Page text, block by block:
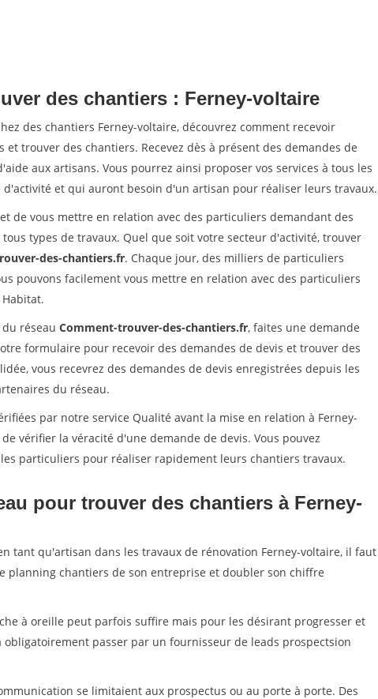
des chantiers : Ferney-voltaire
des chantiers Ferney-voltaire, découvrez comment recevoir
trouver des chantiers. Recevez dès à présent des demandes de
aux artisans. Vous pourrez ainsi proposer vos services à tous les
et qui auront besoin d'un artisan pour réaliser leurs travaux.
de vous mettre en relation avec des particuliers demandant des
types de travaux. Quel que soit votre secteur d'activité, trouver
des-chantiers.fr. Chaque jour, des milliers de particuliers
pouvons facilement vous mettre en relation avec des particuliers
réseau Comment-trouver-des-chantiers.fr, faites une demande
formulaire pour recevoir des demandes de devis et trouver des
vous recevrez des demandes de devis enregistrées depuis les
du réseau.
par notre service Qualité avant la mise en relation à Ferney-
vérifier la véracité d'une demande de devis. Vous pouvez
particuliers pour réaliser rapidement leurs chantiers travaux.
pour trouver des chantiers à Ferney-
tant qu'artisan dans les travaux de rénovation Ferney-voltaire, il faut
planning chantiers de son entreprise et doubler son chiffre
à oreille peut parfois suffire mais pour les désirant progresser et
passer par un fournisseur de leads prospectsion
se limitaient aux prospectus ou au porte à porte. Des